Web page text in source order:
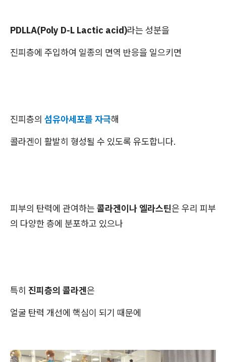
PDLLA(Poly D-L Lactic acid)라는 성분을
진피층에 주입하여 일종의 면역 반응을 일으키면
진피층의 섬유아세포를 자극해
콜라겐이 활발히 형성될 수 있도록 유도합니다.
피부의 탄력에 관여하는 콜라겐이나 엘라스틴은 우리 피부
의 다양한 층에 분포하고 있으나
특히 진피층의 콜라겐은
얼굴 탄력 개선에 핵심이 되기 때문에